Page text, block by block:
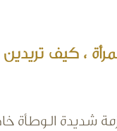
، كيف تريدين
شديدة الوطأة